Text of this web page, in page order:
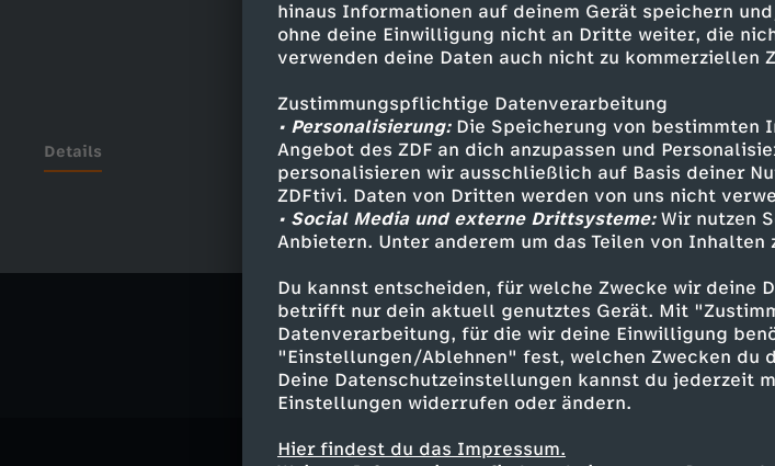
hinaus Informationen auf deinem Gerät speichern
ohne deine Einwilligung nicht an Dritte weiter, die
verwenden deine Daten auch nicht zu kommerziellen
Zustimmungspflichtige Datenverarbeitung
• Personalisierung:Die Speicherung von bestimmten
Angebot des ZDF an dich anzupassen und
personalisieren wir ausschließlich auf Basis deiner
ZDFtivi. Daten von Dritten werden von uns nicht
• Social Media und externe Drittsysteme:Wir nutzen
Anbietern. Unter anderem um das Teilen von Inhalten
Du kannst entscheiden, für welche Zwecke wir deine
betrifft nur dein aktuell genutztes Gerät. Mit
Datenverarbeitung, für die wir deine Einwilligung
"Einstellungen/Ablehnen" fest, welchen Zwecken du
Deine Datenschutzeinstellungen kannst du jederzeit
Einstellungen widerrufen oder ändern.
Hier findest du das Impressum.
Details
Ähnliche Inhalte entdecken
Politik Livestream informativ